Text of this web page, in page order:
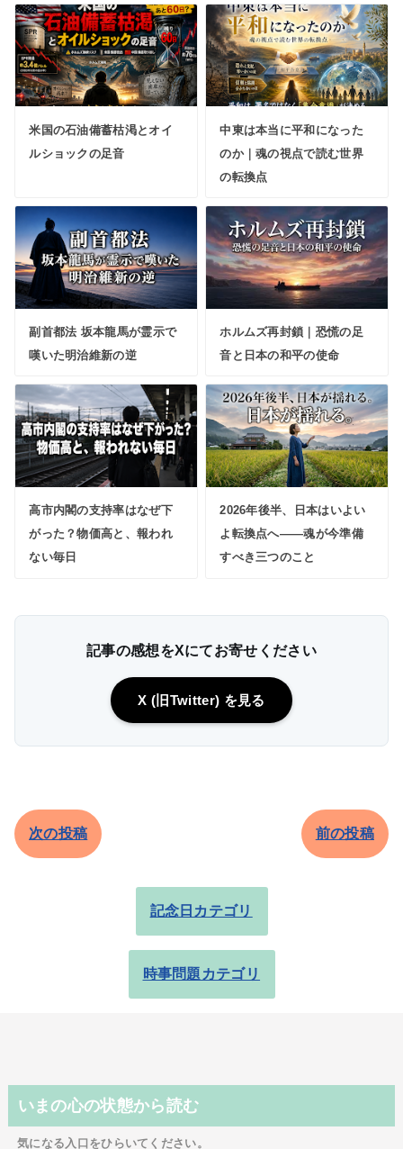
米国の石油備蓄枯渇とオイ
ルショックの足音
中東は本当に平和になった
のか｜魂の視点で読む世界
の転換点
副首都法 坂本龍馬が霊示で
嘆いた明治維新の逆
ホルムズ再封鎖｜恐慌の足
音と日本の和平の使命
高市内閣の支持率はなぜ下
がった？物価高と、報われ
ない毎日
2026年後半、日本はいよい
よ転換点へ――魂が今準備
すべき三つのこと
記事の感想をXにてお寄せください
X (旧Twitter) を見る
次の投稿 前の投稿
記念日カテゴリ
時事問題カテゴリ
いまの心の状態から読む
気になる入口をひらいてください。